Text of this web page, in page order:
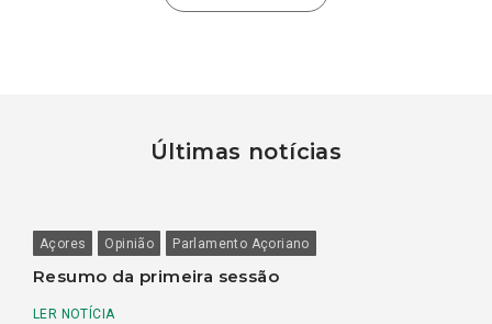
Últimas notícias
Açores Opinião Parlamento Açoriano
Resumo da primeira sessão
LER NOTÍCIA